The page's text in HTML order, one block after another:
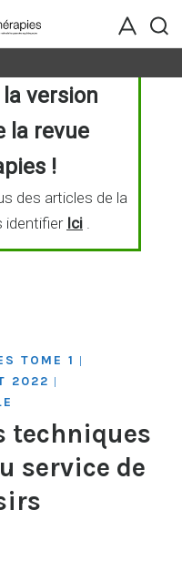
version
la revue
!
des articles de la
identifier Ici.
TOME 1 |
2022 |
techniques
service de